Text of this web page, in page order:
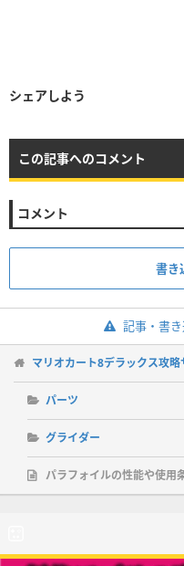
シェアしよう
この記事へのコメント
コメント
書き
記事・書
マリオカート8デラックス攻略
パーツ
グライダー
パラフォイルの性能や使用